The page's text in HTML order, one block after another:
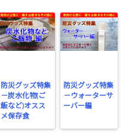
防災グッズ特集
－炭水化物(ご
飯など)オスス
メ保存食
防災グッズ特集
－ウォーターサ
ーバー編